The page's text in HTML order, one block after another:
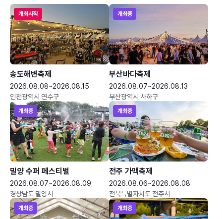
개최시작
송도해변축제
2026.08.08~2026.08.15
인천광역시 연수구
개최중
부산바다축제
2026.08.07~2026.08.13
부산광역시 사하구
개최중
밀양 수퍼 페스티벌
2026.08.07~2026.08.09
경상남도 밀양시
개최중
전주 가맥축제
2026.08.06~2026.08.08
전북특별자치도 전주시
개최중 개최중